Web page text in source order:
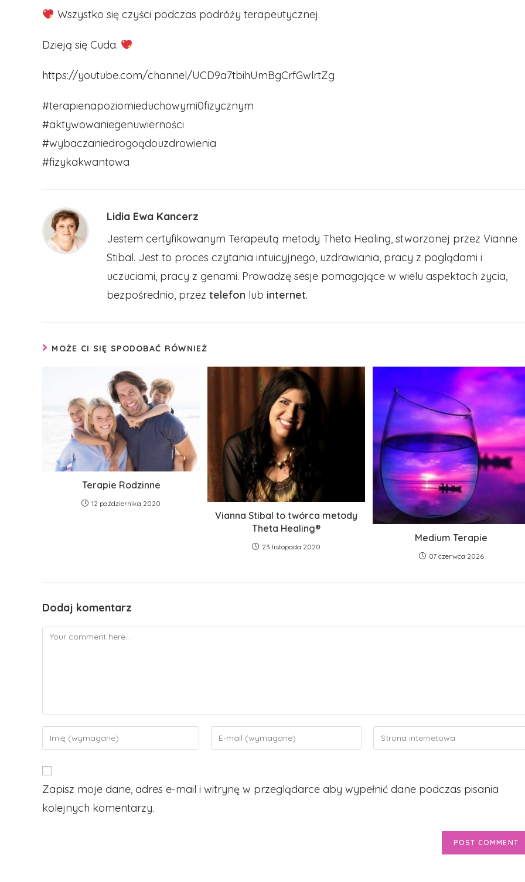
Wszystko się czyści podczas podróży terapeutycznej.
Dzieją się Cuda.
https://youtube.com/channel/UCD9a7tbihUmBgCrfGwlrtZg
#terapienapoziomieduchowymi0fizycznym
#aktywowaniegenuwierności
#wybaczaniedrogoądouzdrowienia
#fizykakwantowa
Lidia Ewa Kancerz
Jestem certyfikowanym Terapeutą metody Theta Healing, stworzonej przez Vianne
Stibal. Jest to proces czytania intuicyjnego, uzdrawiania, pracy z poglądami i
uczuciami, pracy z genami. Prowadzę sesje pomagające w wielu aspektach życia,
bezpośrednio, przez telefon lub internet.
MOŻE CI SIĘ SPODOBAĆ RÓWNIEŻ
Terapie Rodzinne
12 października 2020
Vianna Stibal to twórca metody
Theta Healing®
23 listopada 2020
Medium Terapie
07 czerwca 2026
Dodaj komentarz
Comment
your
or
username
to
your
to
your
(optional)
Zapisz moje dane, adres e-mail i witrynę w przeglądarce aby wypełnić dane podczas pisania
kolejnych komentarzy.